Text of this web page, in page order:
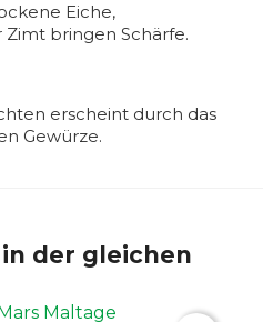
Eiche,
bringen Schärfe.
erscheint durch das
Gewürze.
der gleichen